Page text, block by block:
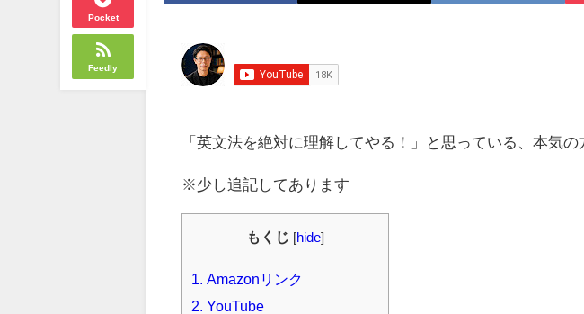
Pocket
Feedly
「英文法を絶対に理解してやる！」と思っている、本気の
※少し追記してあります
もくじ [hide]
1.
Amazonリンク
2. YouTube